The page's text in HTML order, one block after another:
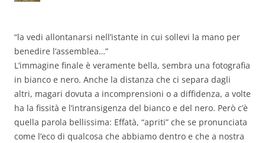
“la vedi allontanarsi nell’istante in cui sollevi la mano per
benedire l’assemblea…”
L’immagine finale è veramente bella, sembra una fotografia
in bianco e nero. Anche la distanza che ci separa dagli
altri, magari dovuta a incomprensioni o a diffidenza, a volte
ha la fissità e l’intransigenza del bianco e del nero. Però c’è
quella parola bellissima: Effatà, “apriti” che se pronunciata
come l’eco di qualcosa che abbiamo dentro e che a nostra